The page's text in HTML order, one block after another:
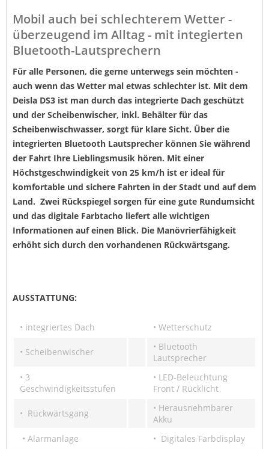
Mobil auch bei schlechterem Wetter -
überzeugend im Alltag - mit integierten
Bluetooth-Lautsprechern
Für alle Personen, die gerne unterwegs sein möchten -
auch wenn das Wetter mal etwas schlechter ist. Mit dem
Deisla DS3 ist man durch das integrierte Dach geschützt
und der Scheibenwischer, inkl. Behälter für das
Scheibenwischwasser, sorgt für klare Sicht. Über die
integrierten Bluetooth Lautsprecher können Sie während
der Fahrt Ihre Lieblingsmusik hören. Mit einer
Höchstgeschwindigkeit von 25 km/h ist er ideal für
komfortable und sichere Fahrten in der Stadt und auf dem
Land. Zwei Rückspiegel sorgen für eine gute Rundumsicht
und das digitale Farbtacho liefert alle wichtigen
Informationen auf einen Blick. Die Manövrierfähigkeit
erhöht sich durch den vorhandenen Rückwärtsgang.
AUSSTATTUNG:
• integriertes Dach • Wetterschutz
• Scheibenwischer
• Bluetooth
Lautsprecher
• 3
Geschwindigkeitsstufen
• LED-Beleuchtung
Front / Rücklicht
• Rückwärtsgang
• Herausnehmbarer
Akku
• Alarmanlage
• Digitales Farbdisplay